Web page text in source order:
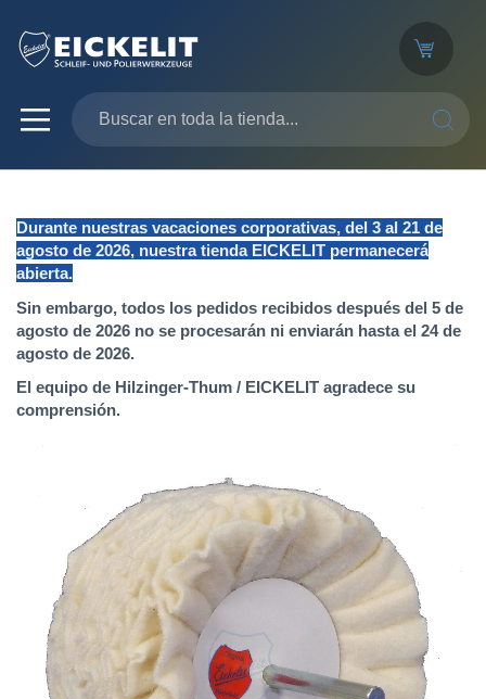
Durante nuestras vacaciones corporativas, del 3 al 21 de
agosto de 2026, nuestra tienda EICKELIT permanecerá
abierta.
Sin embargo, todos los pedidos recibidos después del 5 de
agosto de 2026 no se procesarán ni enviarán hasta el 24 de
agosto de 2026.
El equipo de Hilzinger-Thum / EICKELIT agradece su
comprensión.
imágenes